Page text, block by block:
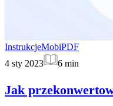
InstrukcjeMobiPDF
4 sty 2023
6 min
Jak